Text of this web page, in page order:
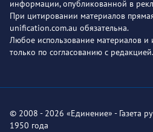
информации, опубликованной в
При цитировании материалов
unification.com.au обязательна.
Любое использование материалов
только по согласованию с редакцией.
© 2008 - 2026 «Единение» - Газета
1950 года